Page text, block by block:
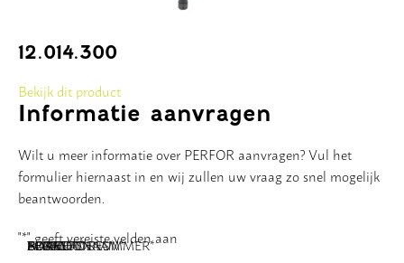
12.014.300
Bekijk dit product
Informatie aanvragen
Wilt u meer informatie over PERFOR aanvragen? Vul het
formulier hiernaast in en wij zullen uw vraag zo snel mogelijk
beantwoorden.
"*" geeft vereiste velden aan
NAAM*
BEDRIJFSNAAM*
E-MAILADRES*
TELEFOONNUMMER*
POSTCODE
ADRES
BERICHT*